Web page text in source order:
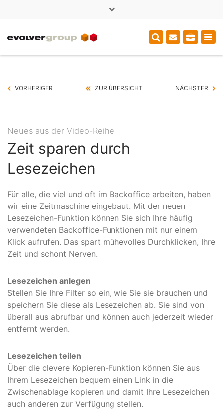
sales@evolver.de
VORHERIGER ZUR ÜBERSICHT NÄCHSTER
Neues aus der Video-Reihe
Zeit sparen durch
Lesezeichen
Für alle, die viel und oft im Backoffice arbeiten, haben
wir eine Zeitmaschine eingebaut. Mit der neuen
Lesezeichen-Funktion können Sie sich Ihre häufig
verwendeten Backoffice-Funktionen mit nur einem
Klick aufrufen. Das spart mühevolles Durchklicken, Ihre
Zeit und schont Nerven.
Lesezeichen anlegen
Stellen Sie Ihre Filter so ein, wie Sie sie brauchen und
speichern Sie diese als Lesezeichen ab. Sie sind von
überall aus abrufbar und können auch jederzeit wieder
entfernt werden.
Lesezeichen teilen
Über die clevere Kopieren-Funktion können Sie aus
Ihrem Lesezeichen bequem einen Link in die
Zwischenablage kopieren und damit Ihre Lesezeichen
auch anderen zur Verfügung stellen.